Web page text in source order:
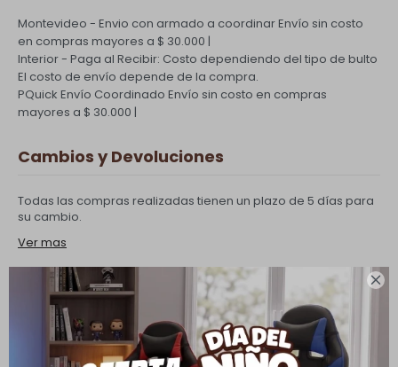

Montevideo - Envio con armado a coordinarEnvío sin costo
en compras mayores a $ 30.000 |
Interior - Paga al Recibir: Costo dependiendo del tipo de bulto
El costo de envío depende de la compra.
PQuick Envío Coordinado Envío sin costo en compras
mayores a $ 30.000 |
Cambios y Devoluciones
Todas las compras realizadas tienen un plazo de 5 días para
su cambio.
Ver mas
Medios de pago